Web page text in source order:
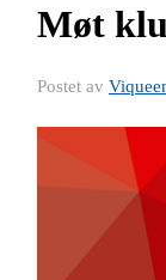
Møt
Postet av